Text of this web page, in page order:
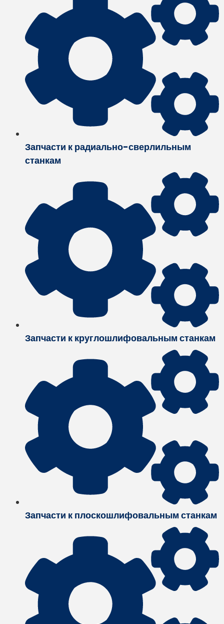
Запчасти к радиально-сверлильным
станкам
Запчасти к круглошлифовальным станкам
Запчасти к плоскошлифовальным станкам